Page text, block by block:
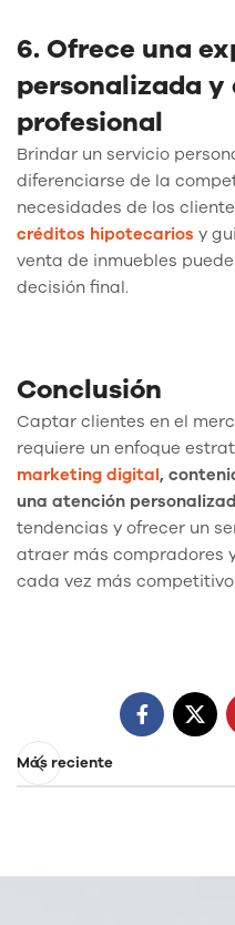
6. Ofrece una
personalizada
profesional
Brindar un servicio
diferenciarse de la
necesidades de los
créditos hipotecarios y
venta de inmuebles
decisión final.
Conclusión
Captar clientes en el
requiere un enfoque
marketing digital,
una atención
tendencias y ofrecer un
atraer más compradores
cada vez más
Más reciente